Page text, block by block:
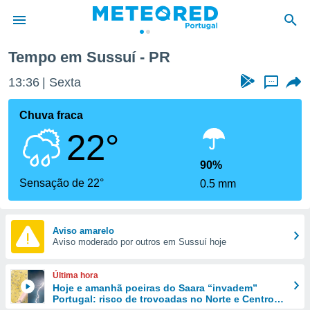
da
foi
fornecidas
a este
das
e
forma
digital
Tempo em Sussuí - PR
13:36 Sexta ...
Chuva fraca
22°
Sensação de 22°
90%
0.5 mm
Aviso amarelo
Aviso moderado por outros em Sussuí hoje
Última hora
Hoje e amanhã poeiras do Saara “invadem”
Portugal: risco de trovoadas no Norte e Centro